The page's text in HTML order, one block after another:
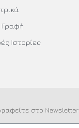
Γραφή
Ιστορίες
στο Newsletter